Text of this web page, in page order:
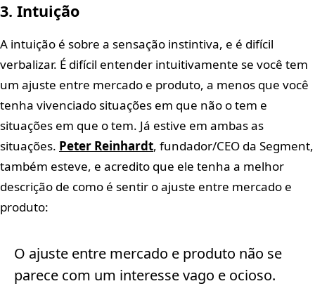
3. Intuição
A intuição é sobre a sensação instintiva, e é difícil
verbalizar. É difícil entender intuitivamente se você tem
um ajuste entre mercado e produto, a menos que você
tenha vivenciado situações em que não o tem e
situações em que o tem. Já estive em ambas as
situações. Peter Reinhardt, fundador/CEO da Segment,
também esteve, e acredito que ele tenha a melhor
descrição de como é sentir o ajuste entre mercado e
produto:
O ajuste entre mercado e produto não se
parece com um interesse vago e ocioso.